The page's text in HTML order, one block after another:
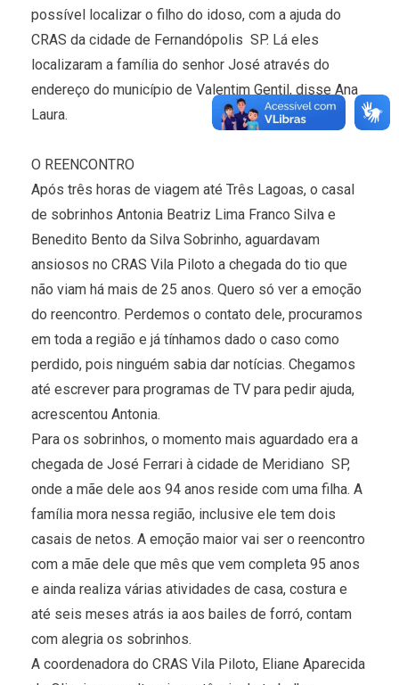
possível localizar o filho do idoso, com a ajuda do
CRAS da cidade de Fernandópolis  SP. Lá eles
localizaram a família do senhor José através do
endereço do município de Valentim Gentil, disse Ana
Laura.
O REENCONTRO
Após três horas de viagem até Três Lagoas, o casal
de sobrinhos Antonia Beatriz Lima Franco Silva e
Benedito Bento da Silva Sobrinho, aguardavam
ansiosos no CRAS Vila Piloto a chegada do tio que
não viam há mais de 25 anos. Quero só ver a emoção
do reencontro. Perdemos o contato dele, procuramos
em toda a região e já tínhamos dado o caso como
perdido, pois ninguém sabia dar notícias. Chegamos
até escrever para programas de TV para pedir ajuda,
acrescentou Antonia.
Para os sobrinhos, o momento mais aguardado era a
chegada de José Ferrari à cidade de Meridiano  SP,
onde a mãe dele aos 94 anos reside com uma filha. A
família mora nessa região, inclusive ele tem dois
casais de netos. A emoção maior vai ser o reencontro
com a mãe dele que mês que vem completa 95 anos
e ainda realiza várias atividades de casa, costura e
até seis meses atrás ia aos bailes de forró, contam
com alegria os sobrinhos.
A coordenadora do CRAS Vila Piloto, Eliane Aparecida